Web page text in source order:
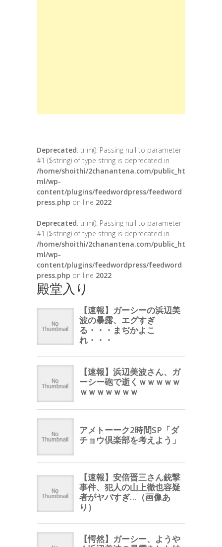
Deprecated: trim(): Passing null to parameter
#1 ($string) of type string is deprecated in
/home/shoithi/2chanantena.com/public_ht
ml/wp-
content/plugins/feedwordpress/feedword
press.php on line 2022
Deprecated: trim(): Passing null to parameter
#1 ($string) of type string is deprecated in
/home/shoithi/2chanantena.com/public_ht
ml/wp-
content/plugins/feedwordpress/feedword
press.php on line 2022
殿堂入り